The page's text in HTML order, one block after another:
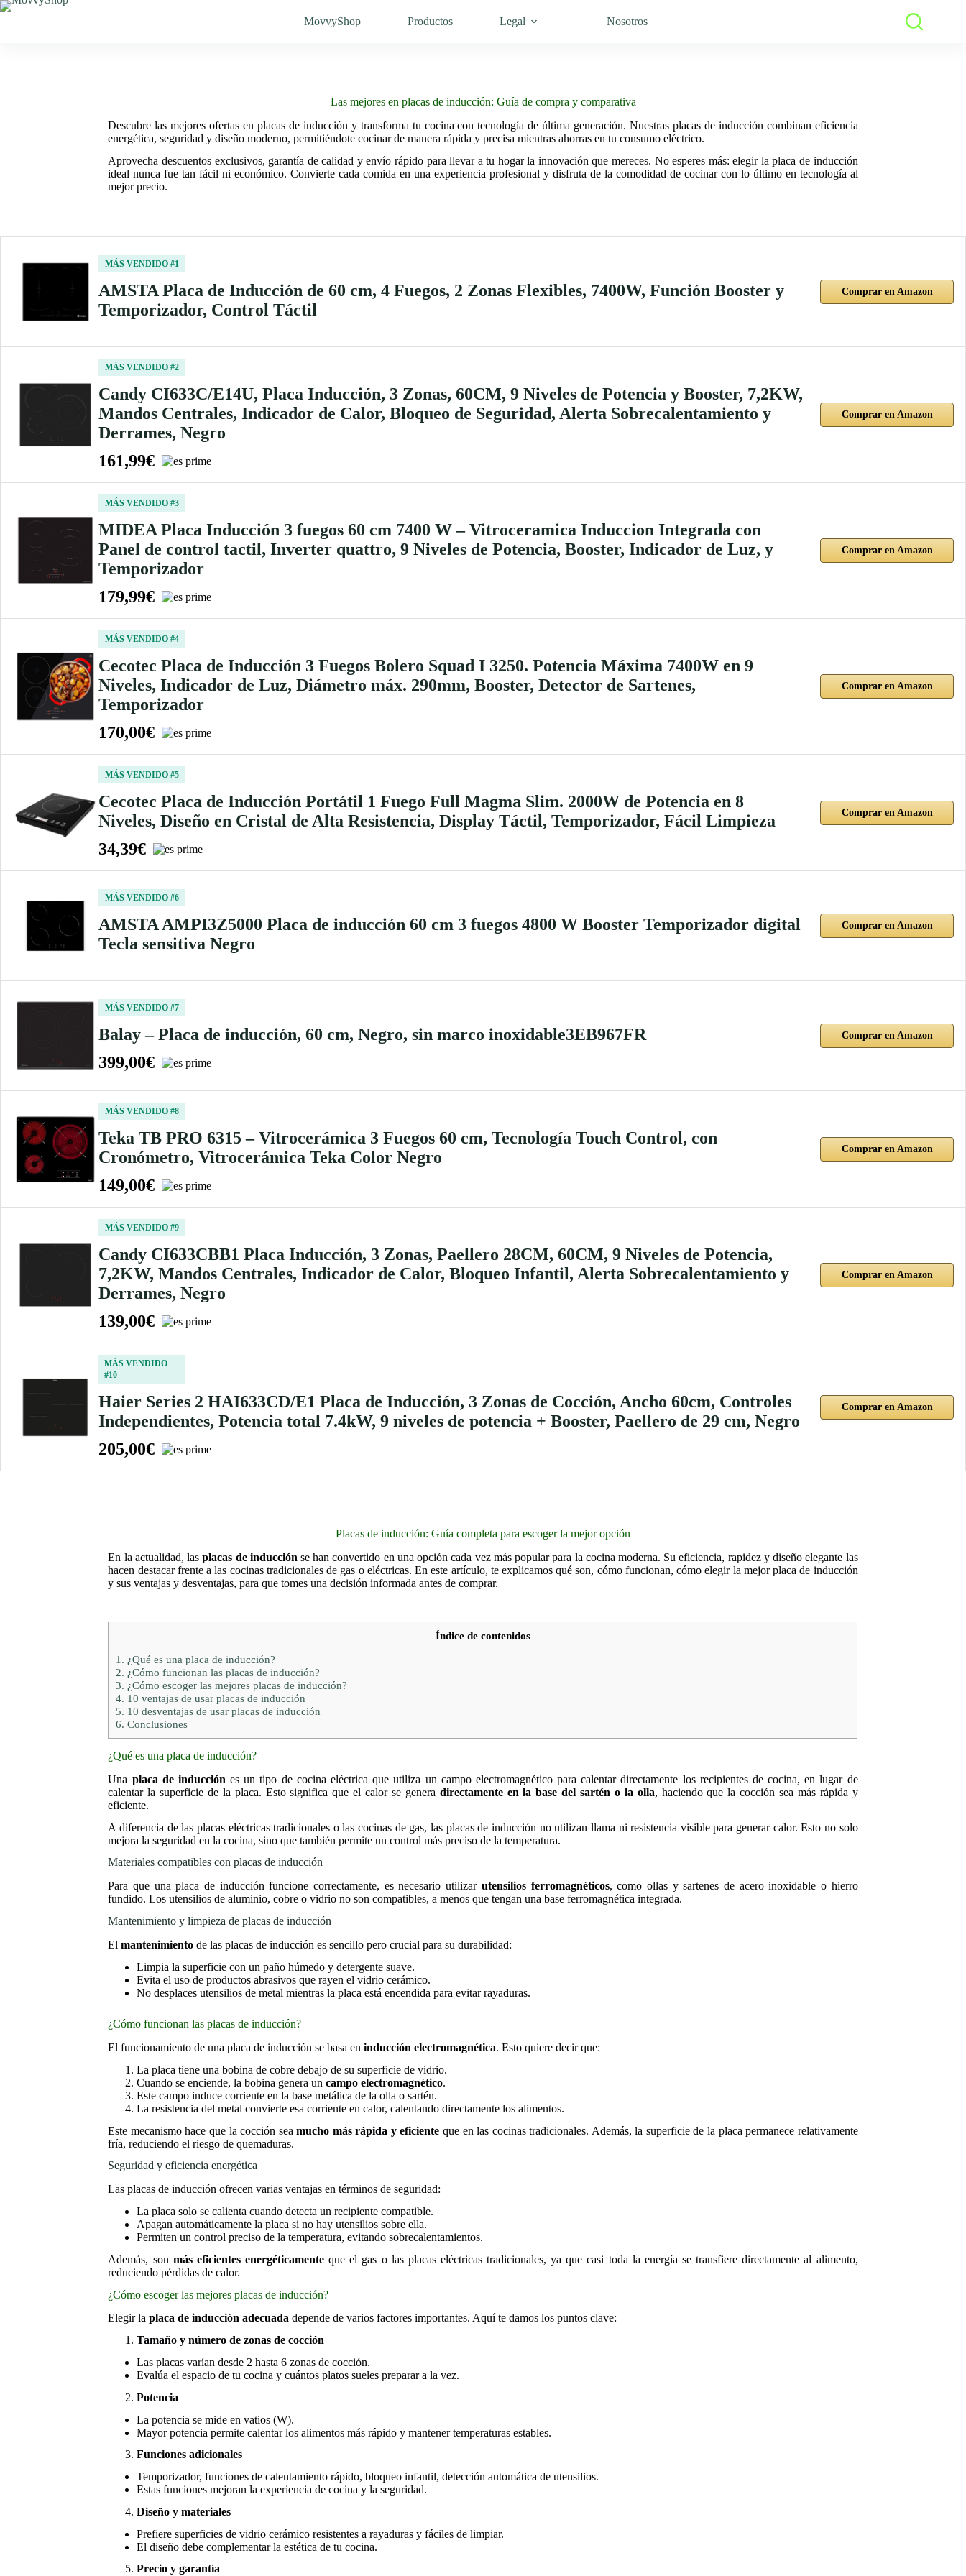
Saltar
MovvyShop Productos Legal Nosotros
Las mejores en placas de inducción: Guía de compra y comparativa
Descubre las mejores ofertas en placas de inducción y transforma tu cocina con tecnología de última generación. Nuestras placas de inducción combinan eficiencia
energética, seguridad y diseño moderno, permitiéndote cocinar de manera rápida y precisa mientras ahorras en tu consumo eléctrico.
Aprovecha descuentos exclusivos, garantía de calidad y envío rápido para llevar a tu hogar la innovación que mereces. No esperes más: elegir la placa de inducción
ideal nunca fue tan fácil ni económico. Convierte cada comida en una experiencia profesional y disfruta de la comodidad de cocinar con lo último en tecnología al
mejor precio.
MÁS VENDIDO #1
AMSTA Placa de Inducción de 60 cm, 4 Fuegos, 2 Zonas Flexibles, 7400W, Función Booster y
Temporizador, Control Táctil
Comprar en Amazon
MÁS VENDIDO #2
Candy CI633C/E14U, Placa Inducción, 3 Zonas, 60CM, 9 Niveles de Potencia y Booster, 7,2KW,
Mandos Centrales, Indicador de Calor, Bloqueo de Seguridad, Alerta Sobrecalentamiento y
Derrames, Negro
161,99€
Comprar en Amazon
MÁS VENDIDO #3
MIDEA Placa Inducción 3 fuegos 60 cm 7400 W – Vitroceramica Induccion Integrada con
Panel de control tactil, Inverter quattro, 9 Niveles de Potencia, Booster, Indicador de Luz, y
Temporizador
179,99€
Comprar en Amazon
MÁS VENDIDO #4
Cecotec Placa de Inducción 3 Fuegos Bolero Squad I 3250. Potencia Máxima 7400W en 9
Niveles, Indicador de Luz, Diámetro máx. 290mm, Booster, Detector de Sartenes,
Temporizador
170,00€
Comprar en Amazon
MÁS VENDIDO #5
Cecotec Placa de Inducción Portátil 1 Fuego Full Magma Slim. 2000W de Potencia en 8
Niveles, Diseño en Cristal de Alta Resistencia, Display Táctil, Temporizador, Fácil Limpieza
34,39€
Comprar en Amazon
MÁS VENDIDO #6
AMSTA AMPI3Z5000 Placa de inducción 60 cm 3 fuegos 4800 W Booster Temporizador digital
Tecla sensitiva Negro
Comprar en Amazon
MÁS VENDIDO #7
Balay – Placa de inducción, 60 cm, Negro, sin marco inoxidable3EB967FR
399,00€
Comprar en Amazon
MÁS VENDIDO #8
Teka TB PRO 6315 – Vitrocerámica 3 Fuegos 60 cm, Tecnología Touch Control, con
Cronómetro, Vitrocerámica Teka Color Negro
149,00€
Comprar en Amazon
MÁS VENDIDO #9
Candy CI633CBB1 Placa Inducción, 3 Zonas, Paellero 28CM, 60CM, 9 Niveles de Potencia,
7,2KW, Mandos Centrales, Indicador de Calor, Bloqueo Infantil, Alerta Sobrecalentamiento y
Derrames, Negro
139,00€
Comprar en Amazon
MÁS VENDIDO
#10
Haier Series 2 HAI633CD/E1 Placa de Inducción, 3 Zonas de Cocción, Ancho 60cm, Controles
Independientes, Potencia total 7.4kW, 9 niveles de potencia + Booster, Paellero de 29 cm, Negro
205,00€
Comprar en Amazon
Placas de inducción: Guía completa para escoger la mejor opción
En la actualidad, lasplacas de inducción se han convertido en una opción cada vez más popular para la cocina moderna. Su eficiencia, rapidez y diseño elegante las
hacen destacar frente a las cocinas tradicionales de gas o eléctricas. En este artículo, te explicamos qué son, cómo funcionan, cómo elegir la mejor placa de inducción
y sus ventajas y desventajas, para que tomes una decisión informada antes de comprar.
Índice de contenidos
1. ¿Qué es una placa de inducción?
2. ¿Cómo funcionan las placas de inducción?
3. ¿Cómo escoger las mejores placas de inducción?
4. 10 ventajas de usar placas de inducción
5. 10 desventajas de usar placas de inducción
6. Conclusiones
¿Qué es una placa de inducción?
Una placa de inducción es un tipo de cocina eléctrica que utiliza un campo electromagnético para calentar directamente los recipientes de cocina, en lugar de
calentar la superficie de la placa. Esto significa que el calor se genera directamente en la base del sartén o la olla, haciendo que la cocción sea más rápida y
eficiente.
A diferencia de las placas eléctricas tradicionales o las cocinas de gas, las placas de inducción no utilizan llama ni resistencia visible para generar calor. Esto no solo
mejora la seguridad en la cocina, sino que también permite un control más preciso de la temperatura.
Materiales compatibles con placas de inducción
Para que una placa de inducción funcione correctamente, es necesario utilizar utensilios ferromagnéticos, como ollas y sartenes de acero inoxidable o hierro
fundido. Los utensilios de aluminio, cobre o vidrio no son compatibles, a menos que tengan una base ferromagnética integrada.
Mantenimiento y limpieza de placas de inducción
Elmantenimiento de las placas de inducción es sencillo pero crucial para su durabilidad:
Limpia la superficie con un paño húmedo y detergente suave.
Evita el uso de productos abrasivos que rayen el vidrio cerámico.
No desplaces utensilios de metal mientras la placa está encendida para evitar rayaduras.
¿Cómo funcionan las placas de inducción?
El funcionamiento de una placa de inducción se basa eninducción electromagnética. Esto quiere decir que:
La placa tiene una bobina de cobre debajo de su superficie de vidrio.
Cuando se enciende, la bobina genera uncampo electromagnético.
Este campo induce corriente en la base metálica de la olla o sartén.
La resistencia del metal convierte esa corriente en calor, calentando directamente los alimentos.
Este mecanismo hace que la cocción seamucho más rápida y eficiente que en las cocinas tradicionales. Además, la superficie de la placa permanece relativamente
fría, reduciendo el riesgo de quemaduras.
Seguridad y eficiencia energética
Las placas de inducción ofrecen varias ventajas en términos de seguridad:
La placa solo se calienta cuando detecta un recipiente compatible.
Apagan automáticamente la placa si no hay utensilios sobre ella.
Permiten un control preciso de la temperatura, evitando sobrecalentamientos.
Además, son más eficientes energéticamenteque el gas o las placas eléctricas tradicionales, ya que casi toda la energía se transfiere directamente al alimento,
reduciendo pérdidas de calor.
¿Cómo escoger las mejores placas de inducción?
Elegir laplaca de inducción adecuada depende de varios factores importantes. Aquí te damos los puntos clave:
Tamaño y número de zonas de cocción
Las placas varían desde 2 hasta 6 zonas de cocción.
Evalúa el espacio de tu cocina y cuántos platos sueles preparar a la vez.
Potencia
La potencia se mide en vatios (W).
Mayor potencia permite calentar los alimentos más rápido y mantener temperaturas estables.
Funciones adicionales
Temporizador, funciones de calentamiento rápido, bloqueo infantil, detección automática de utensilios.
Estas funciones mejoran la experiencia de cocina y la seguridad.
Diseño y materiales
Prefiere superficies de vidrio cerámico resistentes a rayaduras y fáciles de limpiar.
El diseño debe complementar la estética de tu cocina.
Precio y garantía